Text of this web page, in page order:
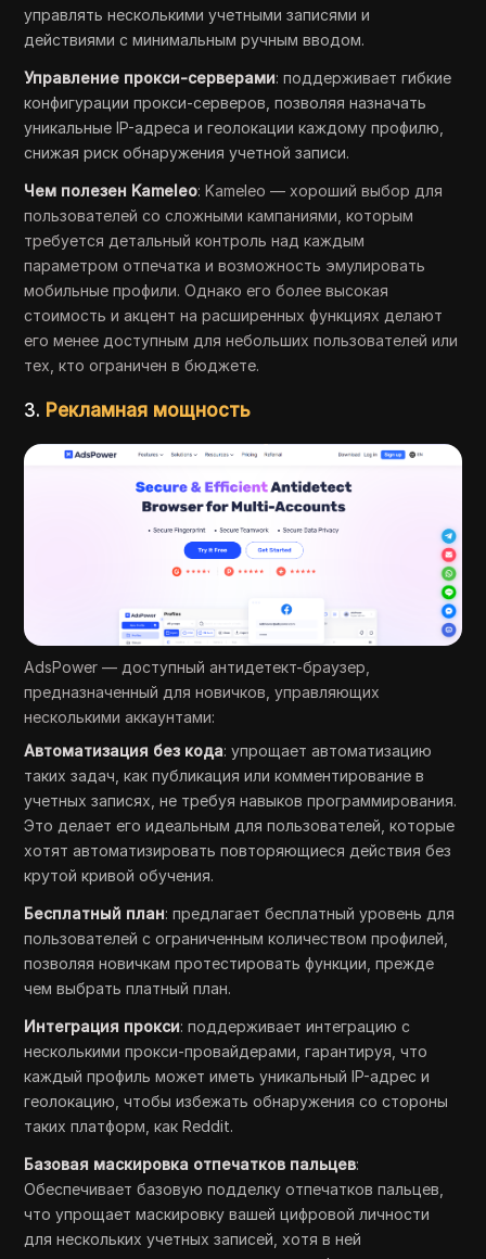
управлять несколькими учетными записями и
действиями с минимальным ручным вводом.
Управление прокси-серверами: поддерживает гибкие
конфигурации прокси-серверов, позволяя назначать
уникальные IP-адреса и геолокации каждому профилю,
снижая риск обнаружения учетной записи.
Чем полезен Kameleo: Kameleo — хороший выбор для
пользователей со сложными кампаниями, которым
требуется детальный контроль над каждым
параметром отпечатка и возможность эмулировать
мобильные профили. Однако его более высокая
стоимость и акцент на расширенных функциях делают
его менее доступным для небольших пользователей или
тех, кто ограничен в бюджете.
3. Рекламная мощность
AdsPower — доступный антидетект-браузер,
предназначенный для новичков, управляющих
несколькими аккаунтами:
Автоматизация без кода: упрощает автоматизацию
таких задач, как публикация или комментирование в
учетных записях, не требуя навыков программирования.
Это делает его идеальным для пользователей, которые
хотят автоматизировать повторяющиеся действия без
крутой кривой обучения.
Бесплатный план: предлагает бесплатный уровень для
пользователей с ограниченным количеством профилей,
позволяя новичкам протестировать функции, прежде
чем выбрать платный план.
Интеграция прокси: поддерживает интеграцию с
несколькими прокси-провайдерами, гарантируя, что
каждый профиль может иметь уникальный IP-адрес и
геолокацию, чтобы избежать обнаружения со стороны
таких платформ, как Reddit.
Базовая маскировка отпечатков пальцев:
Обеспечивает базовую подделку отпечатков пальцев,
что упрощает маскировку вашей цифровой личности
для нескольких учетных записей, хотя в ней